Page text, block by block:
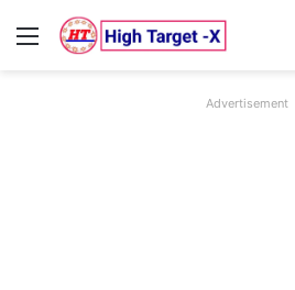
Menu
Advertisement